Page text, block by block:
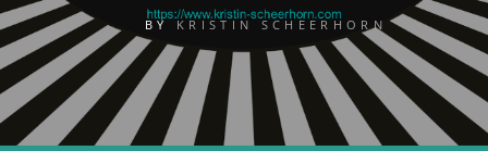
BY KRISTIN SCHEERHORN